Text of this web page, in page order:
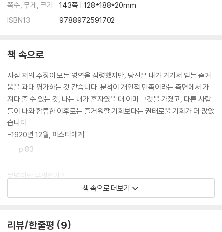
쪽수, 무게, 크기
143쪽 | 128*188*20mm
ISBN13
9788972591702
책 속으로
사실 저의 주장이 모든 영역을 점령했지만, 당신은 내가 거기서 얻는 즐거
움을 과대 평가하는 것 같습니다. 분석이 개인적 만족이라는 측면에서 가
져다 줄 수 있는 것, 나는 내가 혼자였을 때 이미 그것을 가졌고, 다른 사람
들이 나와 합류한 이후로는 즐거워할 기회보다는 권태로울 기회가 더 많았
습니다.
-1920년 12월, 피스터에게
--- p.83
문명이란 무엇인가?
'자연과학, 의학, 정신요법을 거쳐 평생을 우회한 끝에, 이제야 오래 전 내
할 수 있던 때부터 나를 매혹해 왔던 문화적 문제에로 관심이 기울었다.' 19
책 속으로 더보기
리뷰/한줄평 9